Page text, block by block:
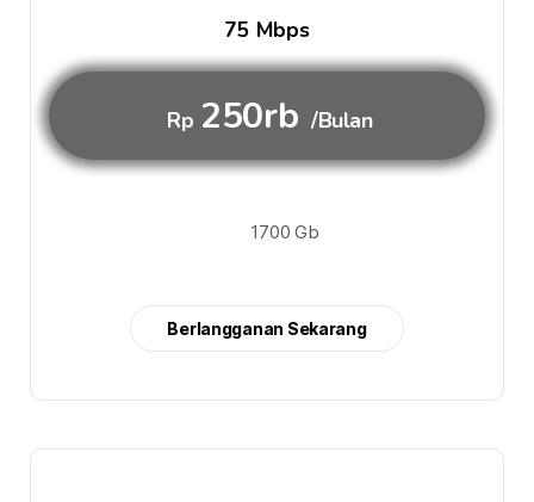
75 Mbps
Rp 250rb /Bulan
1700 Gb
Berlangganan Sekarang